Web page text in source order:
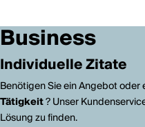
Business
Individuelle Zitate
Benötigen Sie ein Angebot oder
Tätigkeit? Unser
Lösung zu finden.